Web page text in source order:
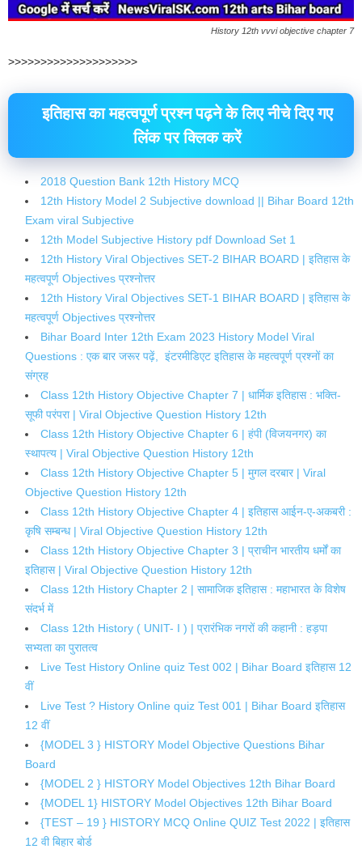
History 12th vvvi objective chapter 7
>>>>>>>>>>>>>>>>>>>>
इतिहास का महत्वपूर्ण प्रश्न पढ़ने के लिए नीचे दिए गए
लिंक पर क्लिक करें
2018 Question Bank 12th History MCQ
12th History Model 2 Subjective download || Bihar Board 12th
Exam viral Subjective
12th Model Subjective History pdf Download Set 1
12th History Viral Objectives SET-2 BIHAR BOARD | इतिहास के
महत्वपूर्ण Objectives प्रश्नोत्तर
12th History Viral Objectives SET-1 BIHAR BOARD | इतिहास के
महत्वपूर्ण Objectives प्रश्नोत्तर
Bihar Board Inter 12th Exam 2023 History Model Viral
Questions : एक बार जरूर पढ़ें, इंटरमीडिएट इतिहास के महत्वपूर्ण प्रश्नों का
संग्रह
Class 12th History Objective Chapter 7 | धार्मिक इतिहास : भक्ति-
सूफी परंपरा | Viral Objective Question History 12th
Class 12th History Objective Chapter 6 | हंपी (विजयनगर) का
स्थापत्य | Viral Objective Question History 12th
Class 12th History Objective Chapter 5 | मुगल दरबार | Viral
Objective Question History 12th
Class 12th History Objective Chapter 4 | इतिहास आईन-ए-अकबरी :
कृषि सम्बन्ध | Viral Objective Question History 12th
Class 12th History Objective Chapter 3 | प्राचीन भारतीय धर्मों का
इतिहास | Viral Objective Question History 12th
Class 12th History Chapter 2 | सामाजिक इतिहास : महाभारत के विशेष
संदर्भ में
Class 12th History ( UNIT- I ) | प्रारंभिक नगरों की कहानी : हड़पा
सभ्यता का पुरातत्व
Live Test History Online quiz Test 002 | Bihar Board इतिहास 12
वीं
Live Test ? History Online quiz Test 001 | Bihar Board इतिहास
12 वीं
{MODEL 3 } HISTORY Model Objective Questions Bihar
Board
{MODEL 2 } HISTORY Model Objectives 12th Bihar Board
{MODEL 1} HISTORY Model Objectives 12th Bihar Board
{TEST – 19 } HISTORY MCQ Online QUIZ Test 2022 | इतिहास
12 वी बिहार बोर्ड